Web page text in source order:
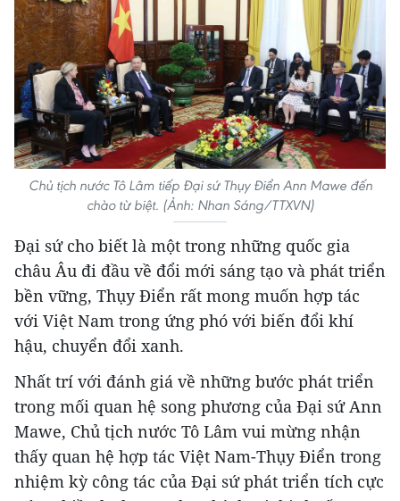
Chủ tịch nước Tô Lâm tiếp Đại sứ Thụy Điển Ann Mawe đến
chào từ biệt. (Ảnh: Nhan Sáng/TTXVN)
Đại sứ cho biết là một trong những quốc gia
châu Âu đi đầu về đổi mới sáng tạo và phát triển
bền vững, Thụy Điển rất mong muốn hợp tác
với Việt Nam trong ứng phó với biến đổi khí
hậu, chuyển đổi xanh.
Nhất trí với đánh giá về những bước phát triển
trong mối quan hệ song phương của Đại sứ Ann
Mawe, Chủ tịch nước Tô Lâm vui mừng nhận
thấy quan hệ hợp tác Việt Nam-Thụy Điển trong
nhiệm kỳ công tác của Đại sứ phát triển tích cực